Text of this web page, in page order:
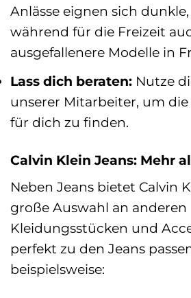
Anlässe eignen sich
während für die Freizeit
ausgefallenere Modelle in
Lass dich beraten: Nutze
unserer Mitarbeiter, um
für dich zu finden.
Calvin Klein Jeans: Mehr
Neben Jeans bietet Calvin
große Auswahl an anderen
Kleidungsstücken und
perfekt zu den Jeans
beispielsweise: